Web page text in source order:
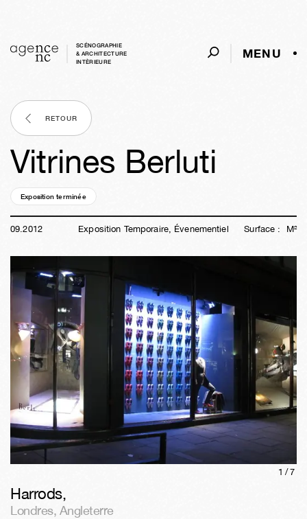
SCÉNOGRAPHIE
& ARCHITECTURE
INTÈRIEURE
MENU
RETOUR
Vitrines Berluti
Exposition terminée
09.2012 Exposition Temporaire, Évenementiel Surface : M²
1/7
Harrods,
Londres, Angleterre